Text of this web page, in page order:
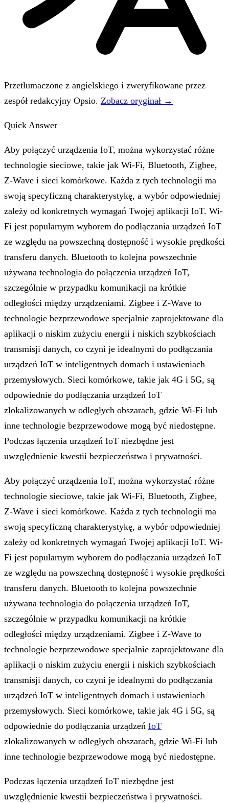
Przetłumaczone z angielskiego i zweryfikowane przez
zespół redakcyjny Opsio. Zobacz oryginał →
Quick Answer
Aby połączyć urządzenia IoT, można wykorzystać różne
technologie sieciowe, takie jak Wi-Fi, Bluetooth, Zigbee,
Z-Wave i sieci komórkowe. Każda z tych technologii ma
swoją specyficzną charakterystykę, a wybór odpowiedniej
zależy od konkretnych wymagań Twojej aplikacji IoT. Wi-
Fi jest popularnym wyborem do podłączania urządzeń IoT
ze względu na powszechną dostępność i wysokie prędkości
transferu danych. Bluetooth to kolejna powszechnie
używana technologia do połączenia urządzeń IoT,
szczególnie w przypadku komunikacji na krótkie
odległości między urządzeniami. Zigbee i Z-Wave to
technologie bezprzewodowe specjalnie zaprojektowane dla
aplikacji o niskim zużyciu energii i niskich szybkościach
transmisji danych, co czyni je idealnymi do podłączania
urządzeń IoT w inteligentnych domach i ustawieniach
przemysłowych. Sieci komórkowe, takie jak 4G i 5G, są
odpowiednie do podłączania urządzeń IoT
zlokalizowanych w odległych obszarach, gdzie Wi-Fi lub
inne technologie bezprzewodowe mogą być niedostępne.
Podczas łączenia urządzeń IoT niezbędne jest
uwzględnienie kwestii bezpieczeństwa i prywatności.
Aby połączyć urządzenia IoT, można wykorzystać różne
technologie sieciowe, takie jak Wi-Fi, Bluetooth, Zigbee,
Z-Wave i sieci komórkowe. Każda z tych technologii ma
swoją specyficzną charakterystykę, a wybór odpowiedniej
zależy od konkretnych wymagań Twojej aplikacji IoT. Wi-
Fi jest popularnym wyborem do podłączania urządzeń IoT
ze względu na powszechną dostępność i wysokie prędkości
transferu danych. Bluetooth to kolejna powszechnie
używana technologia do połączenia urządzeń IoT,
szczególnie w przypadku komunikacji na krótkie
odległości między urządzeniami. Zigbee i Z-Wave to
technologie bezprzewodowe specjalnie zaprojektowane dla
aplikacji o niskim zużyciu energii i niskich szybkościach
transmisji danych, co czyni je idealnymi do podłączania
urządzeń IoT w inteligentnych domach i ustawieniach
przemysłowych. Sieci komórkowe, takie jak 4G i 5G, są
odpowiednie do podłączania urządzeń IoT
zlokalizowanych w odległych obszarach, gdzie Wi-Fi lub
inne technologie bezprzewodowe mogą być niedostępne.
Podczas łączenia urządzeń IoT niezbędne jest
uwzględnienie kwestii bezpieczeństwa i prywatności.